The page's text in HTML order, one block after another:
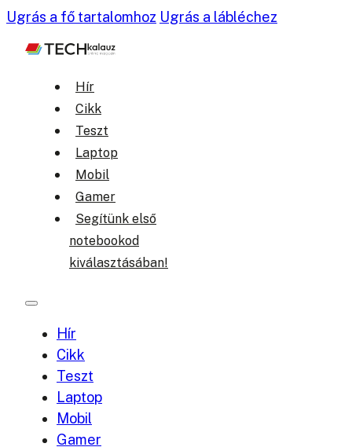
Ugrás a fő tartalomhoz Ugrás a lábléchez
Hír
Cikk
Teszt
Laptop
Mobil
Gamer
Segítünk első
notebookod
kiválasztásában!
Hír
Cikk
Teszt
Laptop
Mobil
Gamer